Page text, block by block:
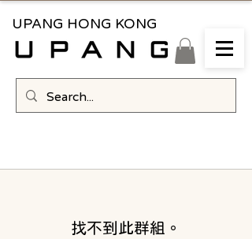
UPANG HONG KONG
找不到此群組。